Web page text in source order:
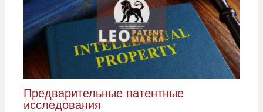
Предварительные патентные
исследования